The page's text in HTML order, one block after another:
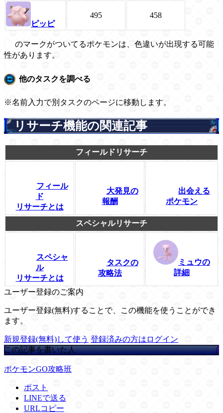
ピッピ
495 458
のマークがついてるポケモンは、色違いが出現する可能
性があります。
他のタスクを調べる
※名前入力で別タスクのページに移動します。
リサーチ機能の関連記事
フィールドリサーチ
フィール
ド
リサーチとは
大発見の
報酬
出会える
ポケモン
スペシャルリサーチ
スペシャ
ル
リサーチとは
タスクの
攻略法
ミュウの
詳細
ユーザー登録のご案内
ユーザー登録(無料)することで、この機能を使うことができ
ます。
新規登録(無料)して使う 登録済みの方はログイン
この記事を書いた人
ポケモンGO攻略班
ポスト
LINEで送る
URLコピー